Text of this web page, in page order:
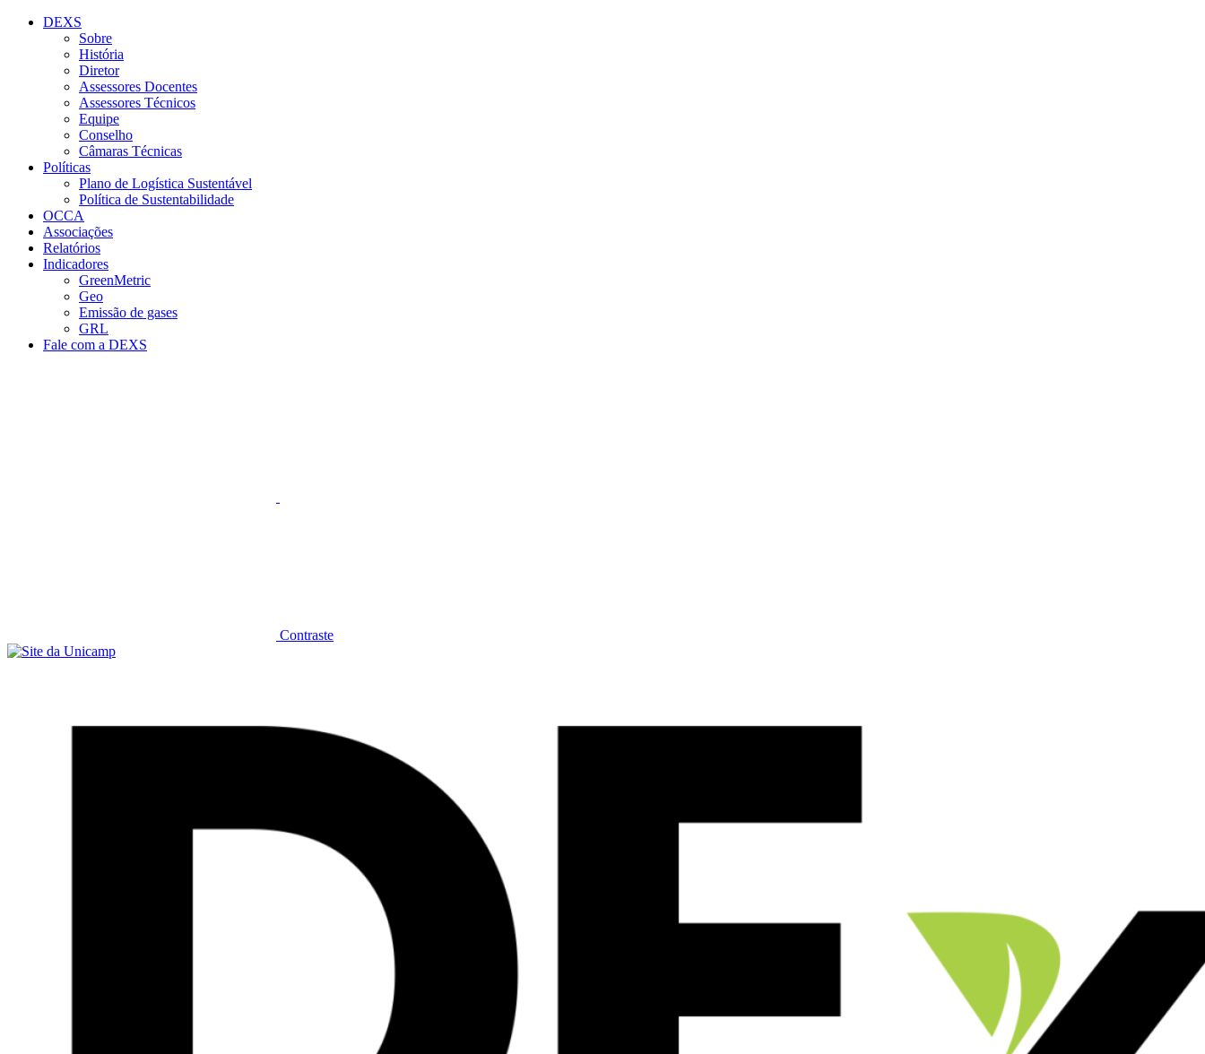
Conteúdo principal
DEXS
Sobre
História
Diretor
Assessores Docentes
Assessores Técnicos
Equipe
Conselho
Câmaras Técnicas
Políticas
Plano de Logística Sustentável
Política de Sustentabilidade
OCCA
Associações
Relatórios
Indicadores
GreenMetric
Geo
Emissão de gases
GRL
Fale com a DEXS
Contraste